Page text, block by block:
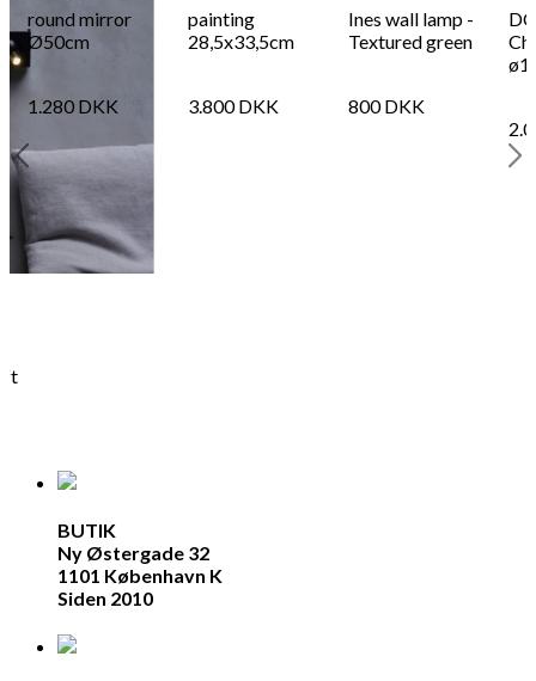
round mirror
Ø50cm
1.280 DKK
painting
28,5x33,5cm
3.800DKK
Ines wall lamp -
Textured green
800DKK
BUTIK
Ny Østergade 32
1101 København K
Siden 2010